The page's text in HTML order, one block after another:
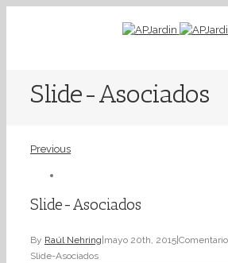
Slide-Asociados
Previous
Slide-Asociados
By Raúl Nehring mayo 20th, 2015
Slide-Asociados